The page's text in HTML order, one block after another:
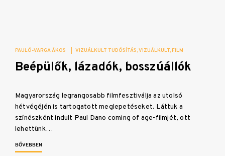
PAULÓ-VARGA ÁKOS VIZUÁLKULT TUDÓSÍTÁS VIZUÁLKULT FILM
Beépülők, lázadók, bosszúállók
Magyarország legrangosabb filmfesztiválja az utolsó
hétvégéjén is tartogatott meglepetéseket. Láttuk a
színészként indult Paul Dano coming of age-filmjét, ott
lehettünk…
BŐVEBBEN